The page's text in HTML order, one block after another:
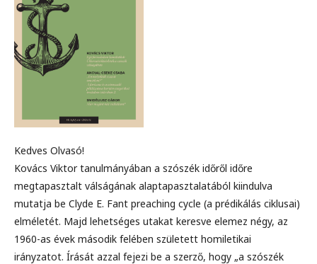
Kedves Olvasó!
Kovács Viktor tanulmányában a szószék időről időre
megtapasztalt válságának alaptapasztalatából kiindulva
mutatja be Clyde E. Fant preaching cycle (a prédikálás ciklusai)
elméletét. Majd lehetséges utakat keresve elemez négy, az
1960-as évek második felében született homiletikai
irányzatot. Írását azzal fejezi be a szerző, hogy „a szószék